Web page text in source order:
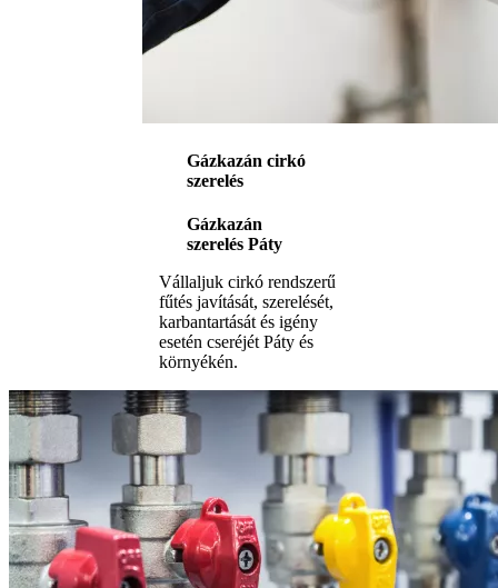
Gázkazán cirkó
szerelés
Gázkazán
szerelés Páty
Vállaljuk cirkó rendszerű
fűtés javítását, szerelését,
karbantartását és igény
esetén cseréjét Páty és
környékén.